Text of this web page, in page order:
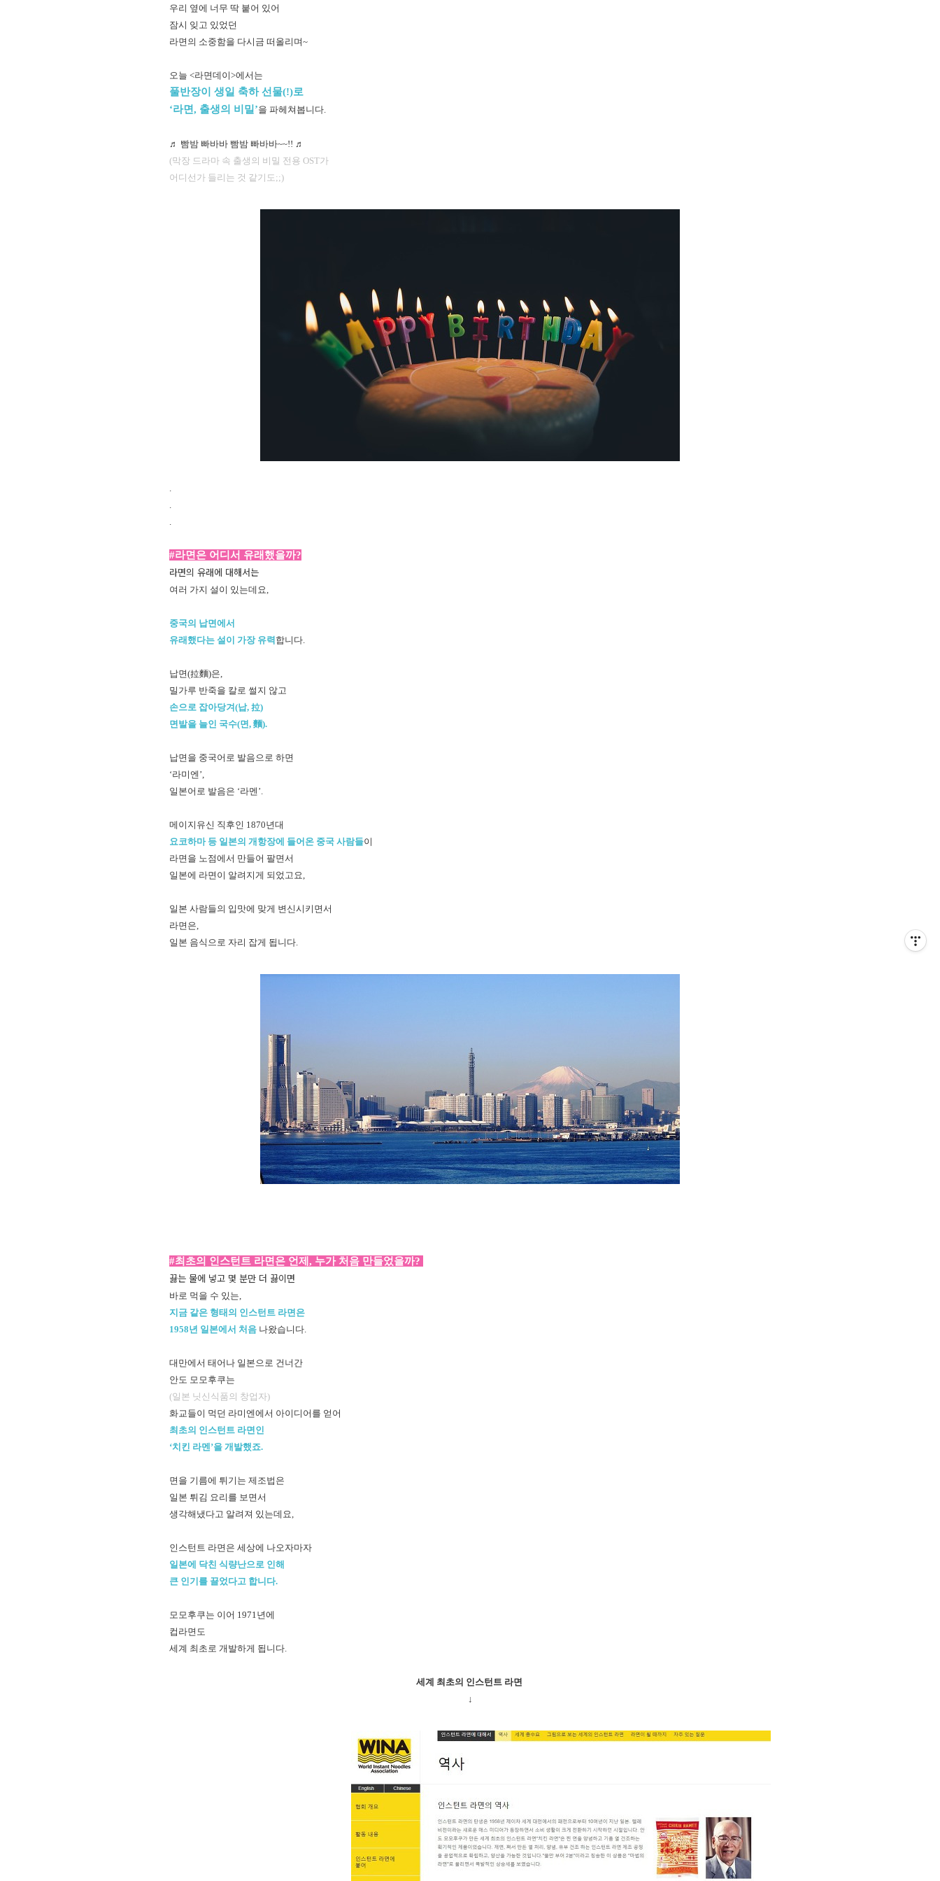
우리 옆에 너무 딱 붙어 있어
잠시 잊고 있었던
라면의 소중함을 다시금 떠올리며~
오늘 <라면데이>에서는
풀반장이 생일 축하 선물(!)로
‘라면, 출생의 비밀’을 파헤쳐봅니다.
♬ 빰밤 빠바바 빰밤 빠바바~~!! ♬
(막장 드라마 속 출생의 비밀 전용 OST가
어디선가 들리는 것 같기도;;)
#라면은 어디서 유래했을까?
라면의 유래에 대해서는
여러 가지 설이 있는데요,
중국의 납면에서
유래했다는 설이 가장 유력 합니다.
납면(拉麵)은,
밀가루 반죽을 칼로 썰지 않고
손으로 잡아당겨(납, 拉)
면발을 늘인 국수(면, 麵).
납면을 중국어로 발음으로 하면
‘라미엔’,
일본어로 발음은 ‘라멘’.
메이지유신 직후인 1870년대
요코하마 등 일본의 개항장에 들어온 중국 사람들이
라면을 노점에서 만들어 팔면서
일본에 라면이 알려지게 되었고요,
일본 사람들의 입맛에 맞게 변신시키면서
라면은,
일본 음식으로 자리 잡게 됩니다.
#최초의 인스턴트 라면은 언제, 누가 처음 만들었을까?
끓는 물에 넣고 몇 분만 더 끓이면
바로 먹을 수 있는,
지금 같은 형태의 인스턴트 라면은
1958년 일본에서 처음 나왔습니다.
대만에서 태어나 일본으로 건너간
안도 모모후쿠는
(일본 닛신식품의 창업자)
화교들이 먹던 라미엔에서 아이디어를 얻어
최초의 인스턴트 라면인
‘치킨 라멘’을 개발했죠.
면을 기름에 튀기는 제조법은
일본 튀김 요리를 보면서
생각해냈다고 알려져 있는데요,
인스턴트 라면은 세상에 나오자마자
일본에 닥친 식량난으로 인해
큰 인기를 끌었다고 합니다.
모모후쿠는 이어 1971년에
컵라면도
세계 최초로 개발하게 됩니다.
세계 최초의 인스턴트 라면
↓